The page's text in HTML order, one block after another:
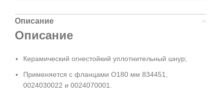
Описание
Описание
Керамический огнестойкий уплотнительный шнур;
Применяется с фланцами O180 мм 834451,
0024030022 и 0024070001.